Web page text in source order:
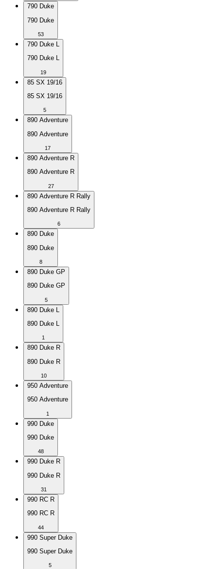
790 Duke
790 Duke
53
790 Duke L
790 Duke L
19
85 SX 19/16
85 SX 19/16
5
890 Adventure
890 Adventure
17
890 Adventure R
890 Adventure R
27
890 Adventure R Rally
890 Adventure R Rally
6
890 Duke
890 Duke
8
890 Duke GP
890 Duke GP
5
890 Duke L
890 Duke L
1
890 Duke R
890 Duke R
10
950 Adventure
950 Adventure
1
990 Duke
990 Duke
48
990 Duke R
990 Duke R
31
990 RC R
990 RC R
44
990 Super Duke
990 Super Duke
5